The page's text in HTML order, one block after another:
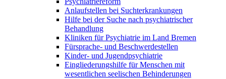
Anlaufstellen bei Suchterkrankungen
Hilfe bei der Suche nach psychiatrischer
Behandlung
Kliniken für Psychiatrie im Land Bremen
Fürsprache- und Beschwerdestellen
Kinder- und Jugendpsychiatrie
Eingliederungshilfe für Menschen mit
wesentlichen seelischen Behinderungen